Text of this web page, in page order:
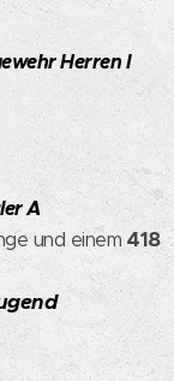
Herren I
A
und einem418